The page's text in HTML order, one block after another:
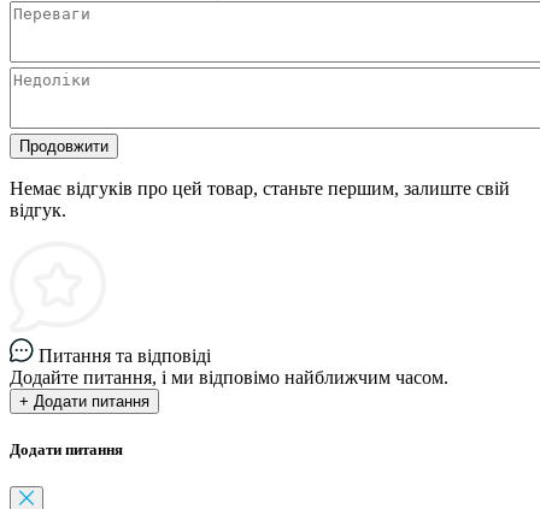
Продовжити
Немає відгуків про цей товар, станьте першим, залиште свій
відгук.
Питання та відповіді
Додайте питання, і ми відповімо найближчим часом.
+ Додати питання
Додати питання